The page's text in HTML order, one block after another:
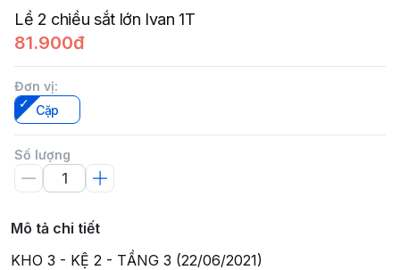
Lề 2 chiều sắt lớn Ivan 1T
81.900đ
Đơn vị:
Cặp
Số lượng
Mô tả chi tiết
KHO 3 - KỆ 2 - TẦNG 3 (22/06/2021)